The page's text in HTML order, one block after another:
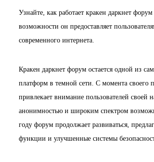
Узнайте, как работает кракен даркнет
возможности он предоставляет
современного интернета.
Кракен даркнет форум остается одной из
платформ в темной сети. С момента своего
привлекает внимание пользователей своей
анонимностью и широким спектром
году форум продолжает развиваться,
функции и улучшенные системы